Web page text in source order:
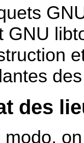
GNU
des
modo,